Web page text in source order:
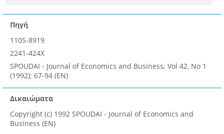
Πηγή
1105-8919
2241-424X
SPOUDAI - Journal of Economics and Business; Vol 42, No 1
(1992); 67-94 (EN)
Δικαιώματα
Copyright (c) 1992 SPOUDAI - Journal of Economics and
Business (EN)